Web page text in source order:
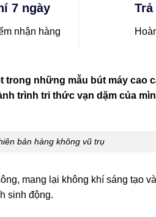
7 ngày
nhận hàng
trong những mẫu bút máy cao
trình tri thức vạn dặm của
bản hàng không vũ trụ
mang lại không khí sáng tạo
sinh động.